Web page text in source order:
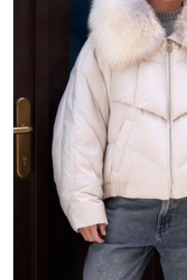
рассчитан на разные типы
невесомость, благодаря чему
ощущается на теле.
гарантирующий качество
современным стандартам
*описание несет
правила ухода могут быть